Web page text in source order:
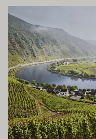
Lue lisää